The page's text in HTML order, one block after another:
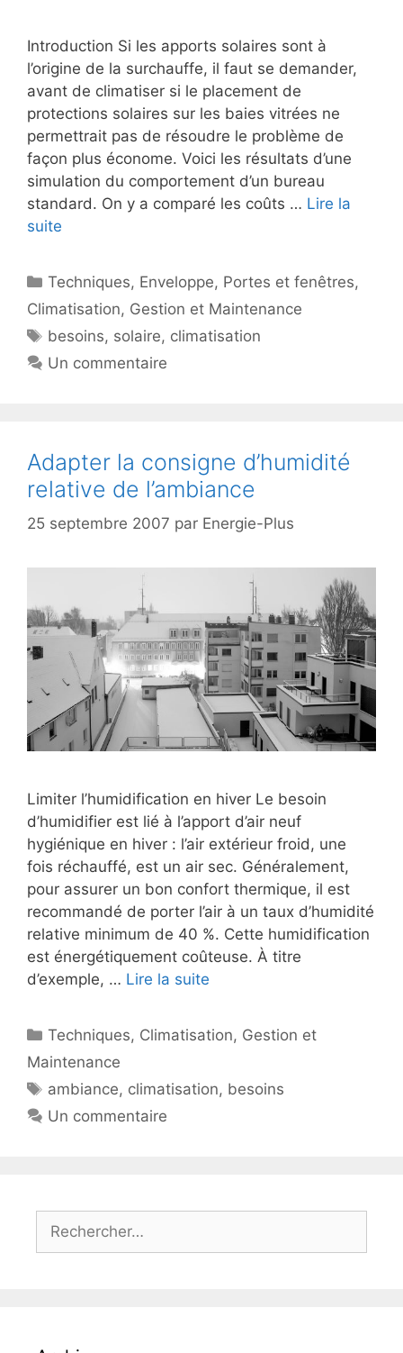
Introduction Si les apports solaires sont à
l’origine de la surchauffe, il faut se demander,
avant de climatiser si le placement de
protections solaires sur les baies vitrées ne
permettrait pas de résoudre le problème de
façon plus économe. Voici les résultats d’une
simulation du comportement d’un bureau
standard. On y a comparé les coûts … Lire la
suite
Catégories
Techniques, Enveloppe, Portes et fenêtres,
Climatisation, Gestion et Maintenance
Étiquettes
besoins, solaire, climatisation
Un commentaire
Adapter la consigne d’humidité
relative de l’ambiance
25 septembre 2007 par Energie-Plus
Limiter l’humidification en hiver Le besoin
d’humidifier est lié à l’apport d’air neuf
hygiénique en hiver : l’air extérieur froid, une
fois réchauffé, est un air sec. Généralement,
pour assurer un bon confort thermique, il est
recommandé de porter l’air à un taux d’humidité
relative minimum de 40 %. Cette humidification
est énergétiquement coûteuse. À titre
d’exemple, … Lire la suite
Catégories
Techniques, Climatisation, Gestion et
Maintenance
Étiquettes
ambiance, climatisation, besoins
Un commentaire